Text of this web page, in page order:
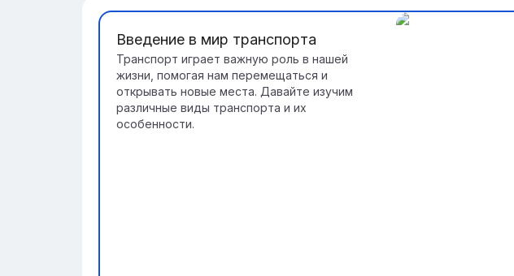
Введение в мир транспорта
Транспорт играет важную роль в нашей
жизни, помогая нам перемещаться и
открывать новые места. Давайте изучим
различные виды транспорта и их
особенности.